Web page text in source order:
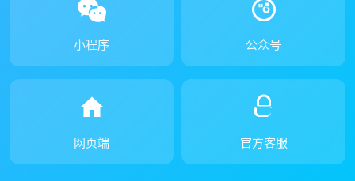
小程序 公众号
网页端 官方客服